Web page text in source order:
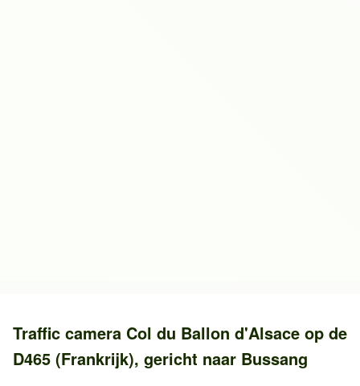
Traffic camera Col du Ballon d'Alsace op de
D465 (Frankrijk), gericht naar Bussang